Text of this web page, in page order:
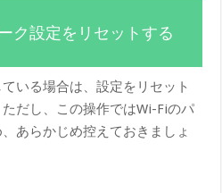
ク設定をリセットする
いる場合は、設定をリセット
だし、この操作ではWi-Fiのパ
あらかじめ控えておきましょ